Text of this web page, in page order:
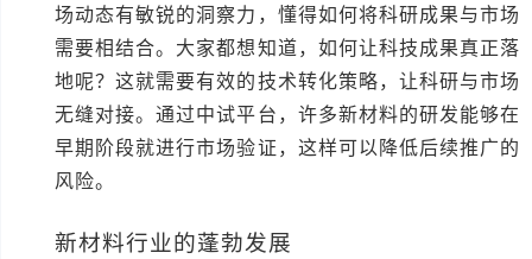
场动态有敏锐的洞察力，懂得如何将科研成果与市场
需要相结合。大家都想知道，如何让科技成果真正落
地呢？这就需要有效的技术转化策略，让科研与市场
无缝对接。通过中试平台，许多新材料的研发能够在
早期阶段就进行市场验证，这样可以降低后续推广的
风险。
新材料行业的蓬勃发展